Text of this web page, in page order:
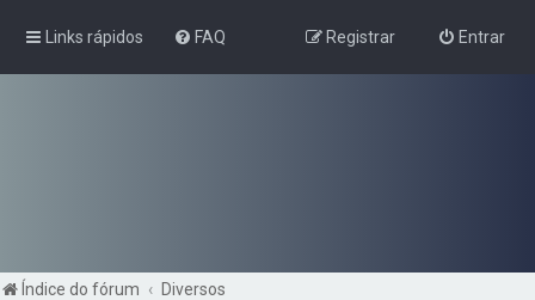
Links rápidos FAQ Entrar
Registrar
Índice do fórum
Diversos